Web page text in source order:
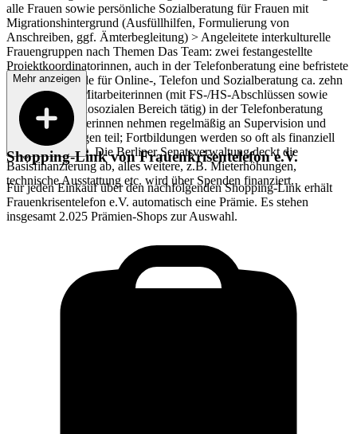
alle Frauen sowie persönliche Sozialberatung für Frauen mit
Migrationshintergrund (Ausfüllhilfen, Formulierung von
Anschreiben, ggf. Ämterbegleitung) > Angeleitete interkulturelle
Frauengruppen nach Themen Das Team: zwei festangestellte
Projektkoordinatorinnen, auch in der Telefonberatung eine befristete
Infrastrukturstelle für Online-, Telefon und Sozialberatung ca. zehn
ehrenamtliche Mitarbeiterinnen (mit FS-/HS-Abschlüssen sowie
bereits im psychosozialen Bereich tätig) in der Telefonberatung
Sämtliche Beraterinnen nehmen regelmäßig an Supervision und
Fallbesprechungen teil; Fortbildungen werden so oft als finanziell
möglich besucht. Die Berliner Senatsverwaltung deckt die
Basisfinanzierung ab, alles weitere, z.B. Mieterhöhungen,
technische Ausstattung etc. wird über Spenden finanziert.
Mehr anzeigen
Shopping-Link vonFrauenkrisentelefon e.V.
Für jeden Einkauf über den nachfolgenden Shopping-Link erhält
Frauenkrisentelefon e.V. automatisch eine Prämie. Es stehen
insgesamt 2.025 Prämien-Shops zur Auswahl.